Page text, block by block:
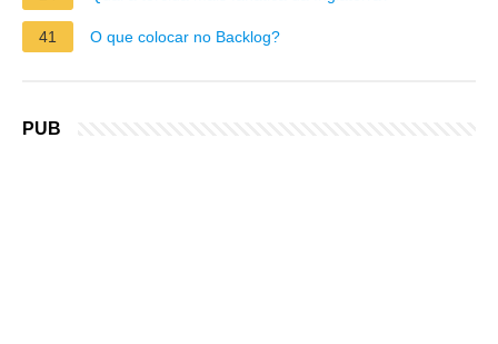
41 O que colocar no Backlog?
PUB